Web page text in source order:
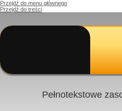
Przejdź do menu głównego
Przejdź do treści
Pełnotekstowe